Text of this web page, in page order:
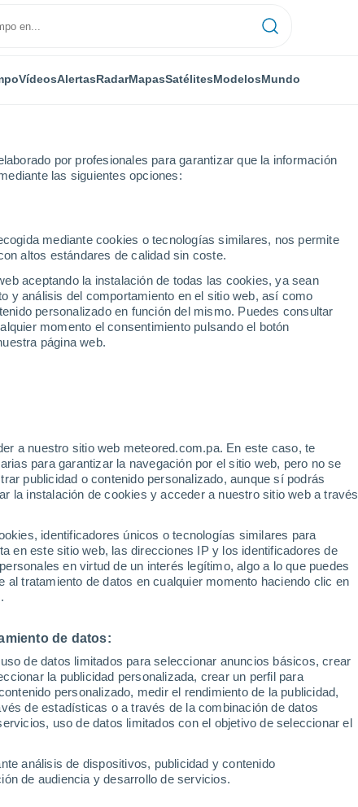
por profesionales para garantizar que la información
las siguientes opciones:
mediante cookies o tecnologías similares, nos permite
altos estándares de calidad sin coste.
aceptando la instalación de todas las cookies, ya sean
y análisis del comportamiento en el sitio web, así como
personalizado en función del mismo. Puedes consultar
momento el consentimiento pulsando el botón
página web.
a nuestro sitio web meteored.com.pa. En este caso, te
para garantizar la navegación por el sitio web, pero no se
publicidad o contenido personalizado, aunque sí podrás
la instalación de cookies y acceder a nuestro sitio web a través
identificadores únicos o tecnologías similares para
en este sitio web, las direcciones IP y los identificadores de
en virtud de un interés legítimo, algo a lo que puedes
tratamiento de datos en cualquier momento haciendo clic en
de datos:
de datos limitados para seleccionar anuncios básicos, crear
la publicidad personalizada, crear un perfil para
personalizado, medir el rendimiento de la publicidad,
de estadísticas o a través de la combinación de datos
uso de datos limitados con el objetivo de seleccionar el
análisis de dispositivos, publicidad y contenido
de audiencia y desarrollo de servicios.
VídeosAlertasRadarMapasSatélitesModelosMundo
a 14 días
23°
Accra
Ho
29°
23°
Tamale
22°
23°